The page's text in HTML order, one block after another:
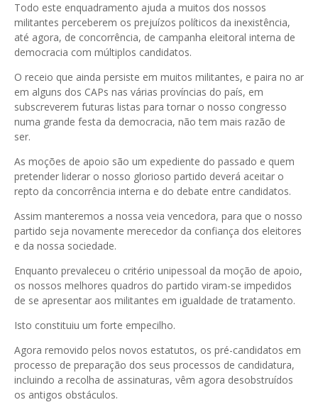
Todo este enquadramento ajuda a muitos dos nossos
militantes perceberem os prejuízos políticos da inexistência,
até agora, de concorrência, de campanha eleitoral interna de
democracia com múltiplos candidatos.
O receio que ainda persiste em muitos militantes, e paira no ar
em alguns dos CAPs nas várias províncias do país, em
subscreverem futuras listas para tornar o nosso congresso
numa grande festa da democracia, não tem mais razão de
ser.
As moções de apoio são um expediente do passado e quem
pretender liderar o nosso glorioso partido deverá aceitar o
repto da concorrência interna e do debate entre candidatos.
Assim manteremos a nossa veia vencedora, para que o nosso
partido seja novamente merecedor da confiança dos eleitores
e da nossa sociedade.
Enquanto prevaleceu o critério unipessoal da moção de apoio,
os nossos melhores quadros do partido viram-se impedidos
de se apresentar aos militantes em igualdade de tratamento.
Isto constituiu um forte empecilho.
Agora removido pelos novos estatutos, os pré-candidatos em
processo de preparação dos seus processos de candidatura,
incluindo a recolha de assinaturas, vêm agora desobstruídos
os antigos obstáculos.